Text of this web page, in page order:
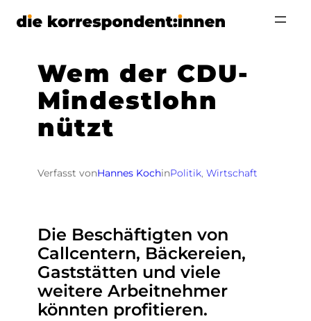
Zum
Wem der CDU-
Mindestlohn
nützt
Verfasst vonHannes KochinPolitik, Wirtschaft
Die Beschäftigten von
Callcentern, Bäckereien,
Gaststätten und viele
weitere Arbeitnehmer
könnten profitieren.